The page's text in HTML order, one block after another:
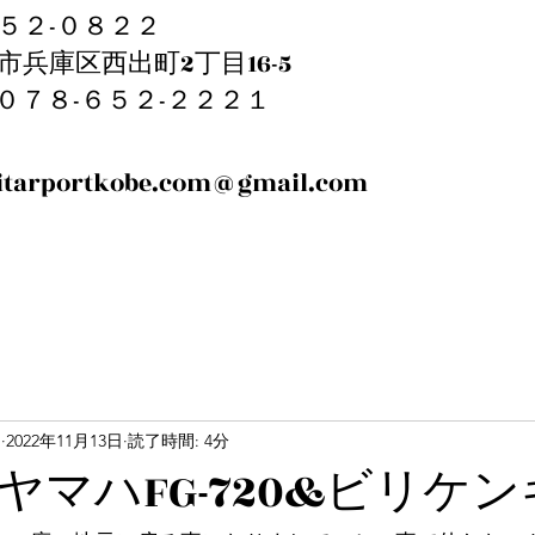
２-０８２２
兵庫区西出町2丁目16-5
７８-６５２-２２２１
マハFG-720&ビリケ
2022年11月13日 読了時間: 4分